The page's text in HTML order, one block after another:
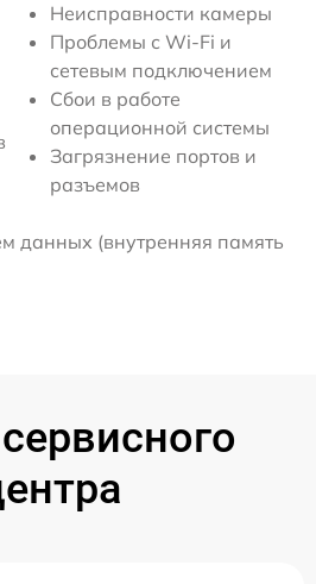
Неисправности камеры
Проблемы с Wi-Fi и
сетевым подключением
Сбои в работе
операционной системы
Загрязнение портов и
разъемов
данных (внутренняя память